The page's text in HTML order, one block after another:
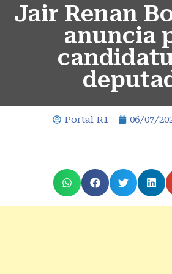
Jair Renan
anuncia
Portal R1 06/07/